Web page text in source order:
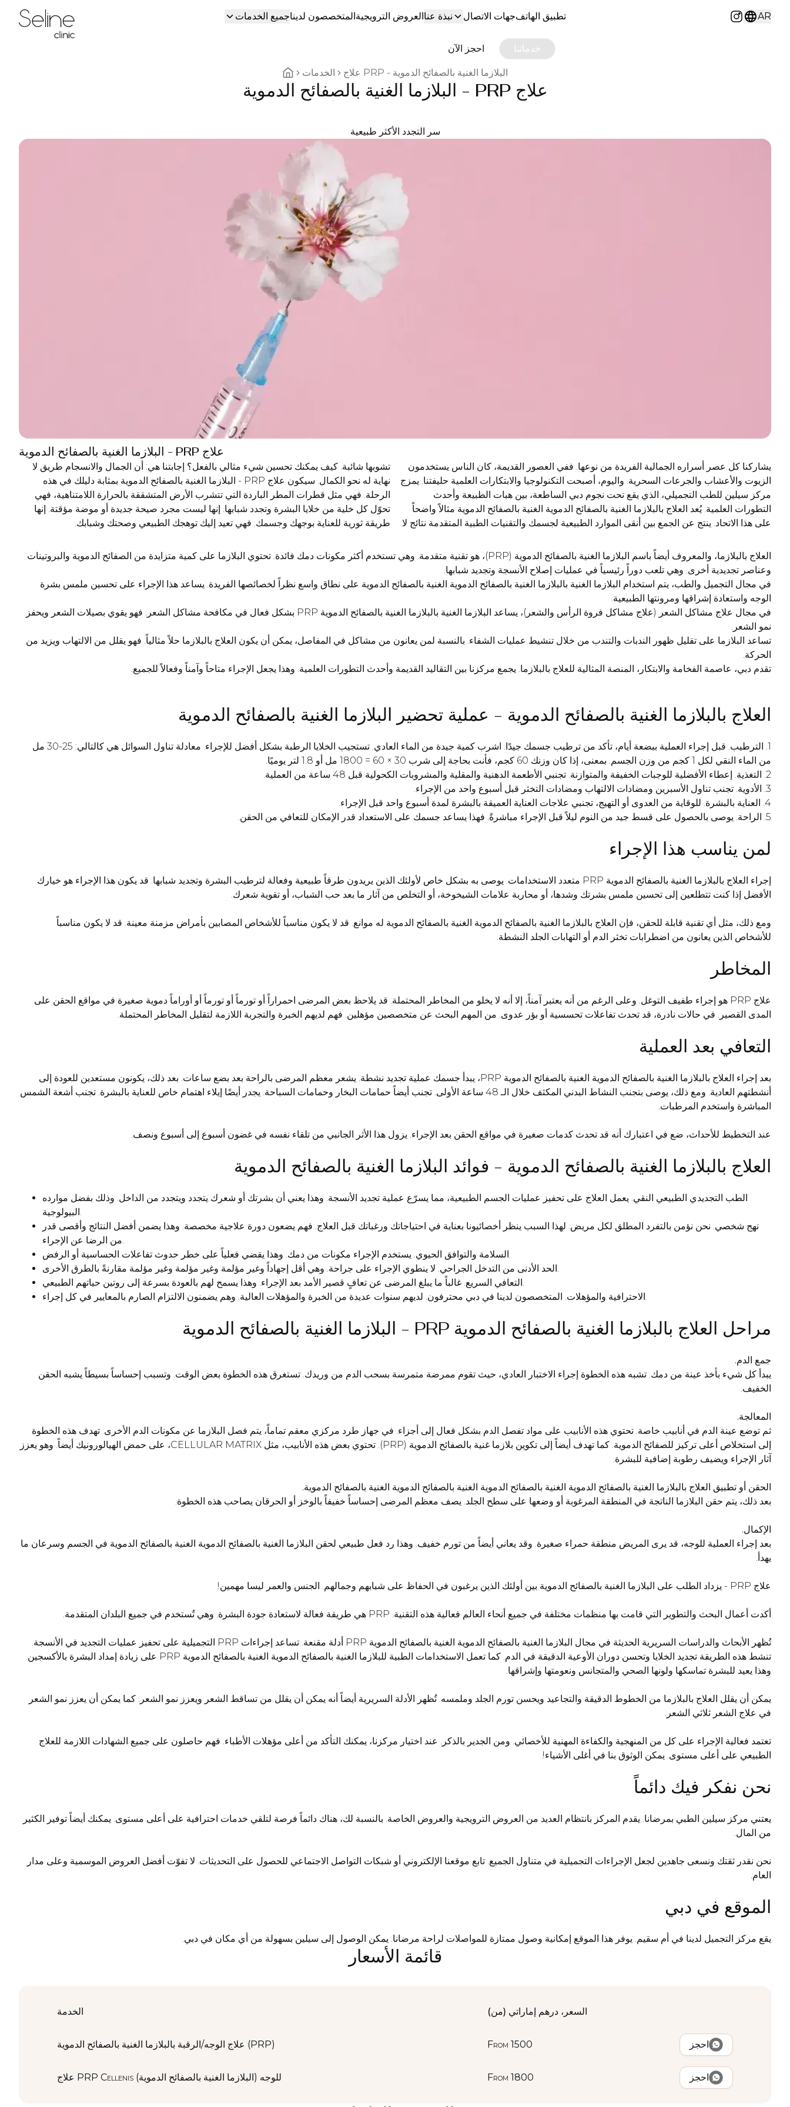
جميع الخدماتالمتخصصون لديناالعروض الترويجيةنبذة عنا جهات الاتصالتطبيق الهاتف
AR
احجز الآن خدماتنا
Home breadcrumbs
الخدمات علاج PRP - البلازما الغنية بالصفائح الدموية
علاج PRP - البلازما الغنية بالصفائح الدموية
سر التجدد الأكثر طبيعية
علاج PRP - البلازما الغنية بالصفائح الدموية
يشاركنا كل عصر أسراره الجمالية الفريدة من نوعها. ففي العصور القديمة، كان الناس يستخدمون
الزيوت والأعشاب والجرعات السحرية. واليوم، أصبحت التكنولوجيا والابتكارات العلمية حليفتنا. يمزج
مركز سيلين للطب التجميلي، الذي يقع تحت نجوم دبي الساطعة، بين هبات الطبيعة وأحدث
التطورات العلمية. يُعد العلاج بالبلازما الغنية بالصفائح الدموية الغنية بالصفائح الدموية مثالاً واضحاً
على هذا الاتحاد. ينتج عن الجمع بين أنقى الموارد الطبيعية لجسمك والتقنيات الطبية المتقدمة نتائج لا
تشوبها شائبة. كيف يمكنك تحسين شيء مثالي بالفعل؟ إجابتنا هي: أن الجمال والانسجام طريق لا
نهاية له نحو الكمال. سيكون علاج PRP - البلازما الغنية بالصفائح الدموية بمثابة دليلك في هذه
الرحلة. فهي مثل قطرات المطر الباردة التي تتشرب الأرض المتشققة بالحرارة اللامتناهية، فهي
تحوّل كل خلية من خلايا البشرة وتجدد شبابها. إنها ليست مجرد صيحة جديدة أو موضة مؤقتة. إنها
طريقة ثورية للعناية بوجهك وجسمك. فهي تعيد إليك توهجك الطبيعي وصحتك وشبابك.
العلاج بالبلازما، والمعروف أيضاً باسم البلازما الغنية بالصفائح الدموية (PRP)، هو تقنية متقدمة. وهي تستخدم أكثر مكونات دمك فائدة. تحتوي البلازما على كمية متزايدة من الصفائح الدموية والبروتينات
وعناصر تجديدية أخرى. وهي تلعب دوراً رئيسياً في عمليات إصلاح الأنسجة وتجديد شبابها.
في مجال التجميل والطب، يتم استخدام البلازما الغنية بالبلازما الغنية بالصفائح الدموية الغنية بالصفائح الدموية على نطاق واسع نظراً لخصائصها الفريدة. يساعد هذا الإجراء على تحسين ملمس بشرة
الوجه واستعادة إشراقها ومرونتها الطبيعية.
في مجال علاج مشاكل الشعر (علاج مشاكل فروة الرأس والشعر)، يساعد البلازما الغنية بالبلازما الغنية بالصفائح الدموية PRP بشكل فعال في مكافحة مشاكل الشعر. فهو يقوي بصيلات الشعر ويحفز
نمو الشعر.
تساعد البلازما على تقليل ظهور الندبات والتندب من خلال تنشيط عمليات الشفاء. بالنسبة لمن يعانون من مشاكل في المفاصل، يمكن أن يكون العلاج بالبلازما حلاً مثالياً. فهو يقلل من الالتهاب ويزيد من
الحركة.
تقدم دبي، عاصمة الفخامة والابتكار، المنصة المثالية للعلاج بالبلازما. يجمع مركزنا بين التقاليد القديمة وأحدث التطورات العلمية. وهذا يجعل الإجراء متاحاً وآمناً وفعالاً للجميع.
العلاج بالبلازما الغنية بالصفائح الدموية - عملية تحضير البلازما الغنية بالصفائح الدموية
1. الترطيب. قبل إجراء العملية ببضعة أيام، تأكد من ترطيب جسمك جيدًا. اشرب كمية جيدة من الماء العادي. تستجيب الخلايا الرطبة بشكل أفضل للإجراء. معادلة تناول السوائل هي كالتالي: 25-30 مل
من الماء النقي لكل 1 كجم من وزن الجسم. بمعنى، إذا كان وزنك 60 كجم، فأنت بحاجة إلى شرب 30 × 60 = 1800 مل أو 1.8 لتر يوميًا.
2. التغذية. إعطاء الأفضلية للوجبات الخفيفة والمتوازنة. تجنبي الأطعمة الدهنية والمقلية والمشروبات الكحولية قبل 48 ساعة من العملية.
3. الأدوية. تجنب تناول الأسبرين ومضادات الالتهاب ومضادات التخثر قبل أسبوع واحد من الإجراء.
4. العناية بالبشرة. للوقاية من العدوى أو التهيج، تجنبي علاجات العناية العميقة بالبشرة لمدة أسبوع واحد قبل الإجراء.
5. الراحة. يوصى بالحصول على قسط جيد من النوم ليلاً قبل الإجراء مباشرةً. فهذا يساعد جسمك على الاستعداد قدر الإمكان للتعافي من الحقن.
لمن يناسب هذا الإجراء
إجراء العلاج بالبلازما الغنية بالصفائح الدموية PRP متعدد الاستخدامات. يوصى به بشكل خاص لأولئك الذين يريدون طرقاً طبيعية وفعالة لترطيب البشرة وتجديد شبابها. قد يكون هذا الإجراء هو خيارك
الأفضل إذا كنت تتطلعين إلى تحسين ملمس بشرتك وشدها، أو محاربة علامات الشيخوخة، أو التخلص من آثار ما بعد حب الشباب، أو تقوية شعرك.
ومع ذلك، مثل أي تقنية قابلة للحقن، فإن العلاج بالبلازما الغنية بالصفائح الدموية الغنية بالصفائح الدموية له موانع. قد لا يكون مناسباً للأشخاص المصابين بأمراض مزمنة معينة. قد لا يكون مناسباً
للأشخاص الذين يعانون من اضطرابات تخثر الدم أو التهابات الجلد النشطة.
المخاطر
علاج PRP هو إجراء طفيف التوغل. وعلى الرغم من أنه يعتبر آمناً، إلا أنه لا يخلو من المخاطر المحتملة. قد يلاحظ بعض المرضى احمراراً أو تورماً أو تورماً أو أوراماً دموية صغيرة في مواقع الحقن على
المدى القصير. في حالات نادرة، قد تحدث تفاعلات تحسسية أو بؤر عدوى. من المهم البحث عن متخصصين مؤهلين. فهم لديهم الخبرة والتجربة اللازمة لتقليل المخاطر المحتملة.
التعافي بعد العملية
بعد إجراء العلاج بالبلازما الغنية بالصفائح الدموية الغنية بالصفائح الدموية PRP، يبدأ جسمك عملية تجديد نشطة. يشعر معظم المرضى بالراحة بعد بضع ساعات. بعد ذلك، يكونون مستعدين للعودة إلى
أنشطتهم العادية. ومع ذلك، يوصى بتجنب النشاط البدني المكثف خلال الـ 48 ساعة الأولى. تجنب أيضاً حمامات البخار وحمامات السباحة. يجدر أيضًا إيلاء اهتمام خاص للعناية بالبشرة. تجنب أشعة الشمس
المباشرة واستخدم المرطبات.
عند التخطيط للأحداث، ضع في اعتبارك أنه قد تحدث كدمات صغيرة في مواقع الحقن بعد الإجراء. يزول هذا الأثر الجانبي من تلقاء نفسه في غضون أسبوع إلى أسبوع ونصف.
العلاج بالبلازما الغنية بالصفائح الدموية - فوائد البلازما الغنية بالصفائح الدموية
الطب التجديدي الطبيعي النقي. يعمل العلاج على تحفيز عمليات الجسم الطبيعية، مما يسرّع عملية تجديد الأنسجة. وهذا يعني أن بشرتك أو شعرك يتجدد ويتجدد من الداخل. وذلك بفضل موارده
البيولوجية.
نهج شخصي. نحن نؤمن بالتفرد المطلق لكل مريض. لهذا السبب ينظر أخصائيونا بعناية في احتياجاتك ورغباتك قبل العلاج. فهم يضعون دورة علاجية مخصصة. وهذا يضمن أفضل النتائج وأقصى قدر
من الرضا عن الإجراء.
السلامة والتوافق الحيوي. يستخدم الإجراء مكونات من دمك. وهذا يقضي فعلياً على خطر حدوث تفاعلات الحساسية أو الرفض.
الحد الأدنى من التدخل الجراحي. لا ينطوي الإجراء على جراحة. وهي أقل إجهاداً وغير مؤلمة وغير مؤلمة وغير مؤلمة مقارنةً بالطرق الأخرى.
التعافي السريع. غالباً ما يبلغ المرضى عن تعافٍ قصير الأمد بعد الإجراء. وهذا يسمح لهم بالعودة بسرعة إلى روتين حياتهم الطبيعي.
الاحترافية والمؤهلات. المتخصصون لدينا في دبي محترفون. لديهم سنوات عديدة من الخبرة والمؤهلات العالية. وهم يضمنون الالتزام الصارم بالمعايير في كل إجراء.
مراحل العلاج بالبلازما الغنية بالصفائح الدموية PRP - البلازما الغنية بالصفائح الدموية
جمع الدم.
يبدأ كل شيء بأخذ عينة من دمك. تشبه هذه الخطوة إجراء الاختبار العادي، حيث تقوم ممرضة متمرسة بسحب الدم من وريدك. تستغرق هذه الخطوة بعض الوقت. وتسبب إحساساً بسيطاً يشبه الحقن
الخفيف.
المعالجة.
ثم توضع عينة الدم في أنابيب خاصة. تحتوي هذه الأنابيب على مواد تفصل الدم بشكل فعال إلى أجزاء. في جهاز طرد مركزي معقم تماماً، يتم فصل البلازما عن مكونات الدم الأخرى. تهدف هذه الخطوة
إلى استخلاص أعلى تركيز للصفائح الدموية. كما تهدف أيضاً إلى تكوين بلازما غنية بالصفائح الدموية (PRP). تحتوي بعض هذه الأنابيب، مثل CELLULAR MATRIX، على حمض الهيالورونيك أيضاً. وهو يعزز
آثار الإجراء ويضيف رطوبة إضافية للبشرة.
الحقن أو تطبيق العلاج بالبلازما الغنية بالصفائح الدموية الغنية بالصفائح الدموية الغنية بالصفائح الدموية الغنية بالصفائح الدموية.
بعد ذلك، يتم حقن البلازما الناتجة في المنطقة المرغوبة أو وضعها على سطح الجلد. يصف معظم المرضى إحساساً خفيفاً بالوخز أو الحرقان يصاحب هذه الخطوة.
الإكمال.
بعد إجراء العملية للوجه، قد يرى المريض منطقة حمراء صغيرة. وقد يعاني أيضاً من تورم خفيف. وهذا رد فعل طبيعي لحقن البلازما الغنية بالصفائح الدموية الغنية بالصفائح الدموية في الجسم وسرعان ما
يهدأ.
علاج PRP - يزداد الطلب على البلازما الغنية بالصفائح الدموية بين أولئك الذين يرغبون في الحفاظ على شبابهم وجمالهم. الجنس والعمر ليسا مهمين!
أكدت أعمال البحث والتطوير التي قامت بها منظمات مختلفة في جميع أنحاء العالم فعالية هذه التقنية. PRP هي طريقة فعالة لاستعادة جودة البشرة. وهي تُستخدم في جميع البلدان المتقدمة.
تُظهر الأبحاث والدراسات السريرية الحديثة في مجال البلازما الغنية بالصفائح الدموية الغنية بالصفائح الدموية PRP أدلة مقنعة. تساعد إجراءات PRP التجميلية على تحفيز عمليات التجديد في الأنسجة.
تنشط هذه الطريقة تجديد الخلايا وتحسن دوران الأوعية الدقيقة في الدم. كما تعمل الاستخدامات الطبية للبلازما الغنية بالصفائح الدموية الغنية بالصفائح الدموية PRP على زيادة إمداد البشرة بالأكسجين.
وهذا يعيد للبشرة تماسكها ولونها الصحي والمتجانس ونعومتها وإشراقها.
يمكن أن يقلل العلاج بالبلازما من الخطوط الدقيقة والتجاعيد ويحسن تورم الجلد وملمسه. تُظهر الأدلة السريرية أيضاً أنه يمكن أن يقلل من تساقط الشعر ويعزز نمو الشعر. كما يمكن أن يعزز نمو الشعر
في علاج الشعر ثلاثي الشعر.
تعتمد فعالية الإجراء على كل من المنهجية والكفاءة المهنية للأخصائي. ومن الجدير بالذكر. عند اختيار مركزنا، يمكنك التأكد من أعلى مؤهلات الأطباء. فهم حاصلون على جميع الشهادات اللازمة للعلاج
الطبيعي على أعلى مستوى. يمكن الوثوق بنا في أغلى الأشياء!
نحن نفكر فيك دائماً
يعتني مركز سيلين الطبي بمرضانا. يقدم المركز بانتظام العديد من العروض الترويجية والعروض الخاصة. بالنسبة لك، هناك دائماً فرصة لتلقي خدمات احترافية على أعلى مستوى. يمكنك أيضاً توفير الكثير
من المال.
نحن نقدر ثقتك ونسعى جاهدين لجعل الإجراءات التجميلية في متناول الجميع. تابع موقعنا الإلكتروني أو شبكات التواصل الاجتماعي للحصول على التحديثات. لا تفوّت أفضل العروض الموسمية وعلى مدار
العام.
الموقع في دبي
يقع مركز التجميل لدينا في أم سقيم. يوفر هذا الموقع إمكانية وصول ممتازة للمواصلات لراحة مرضانا. يمكن الوصول إلى سيلين بسهولة من أي مكان في دبي.
قائمة الأسعار
الخدمة السعر، درهم إماراتي (من)
علاج الوجه/الرقبة بالبلازما الغنية بالصفائح الدموية (PRP) From 1500 احجز
علاج PRP Cellenis للوجه (البلازما الغنية بالصفائح الدموية) From 1800 احجز